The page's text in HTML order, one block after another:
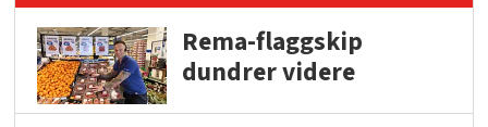
Rema-flaggskip
dundrer videre